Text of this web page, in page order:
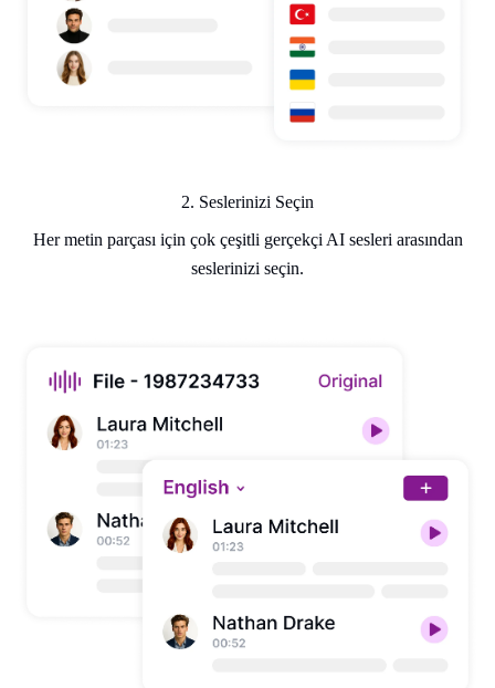
2. Seslerinizi Seçin
Her metin parçası için çok çeşitli gerçekçi AI sesleri arasından
seslerinizi seçin.